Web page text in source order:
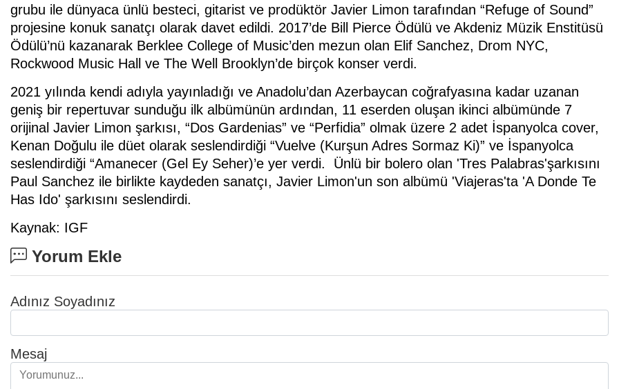
grubu ile dünyaca ünlü besteci, gitarist ve prodüktör Javier Limon tarafından “Refuge of Sound”
projesine konuk sanatçı olarak davet edildi. 2017’de Bill Pierce Ödülü ve Akdeniz Müzik Enstitüsü
Ödülü’nü kazanarak Berklee College of Music’den mezun olan Elif Sanchez, Drom NYC,
Rockwood Music Hall ve The Well Brooklyn’de birçok konser verdi.
2021 yılında kendi adıyla yayınladığı ve Anadolu’dan Azerbaycan coğrafyasına kadar uzanan
geniş bir repertuvar sunduğu ilk albümünün ardından, 11 eserden oluşan ikinci albümünde 7
orijinal Javier Limon şarkısı, “Dos Gardenias” ve “Perfidia” olmak üzere 2 adet İspanyolca cover,
Kenan Doğulu ile düet olarak seslendirdiği “Vuelve (Kurşun Adres Sormaz Ki)” ve İspanyolca
seslendirdiği “Amanecer (Gel Ey Seher)’e yer verdi. Ünlü bir bolero olan 'Tres Palabras'şarkısını
Paul Sanchez ile birlikte kaydeden sanatçı, Javier Limon'un son albümü 'Viajeras'ta 'A Donde Te
Has Ido' şarkısını seslendirdi.
Kaynak: IGF
Yorum Ekle
Adınız Soyadınız
Mesaj